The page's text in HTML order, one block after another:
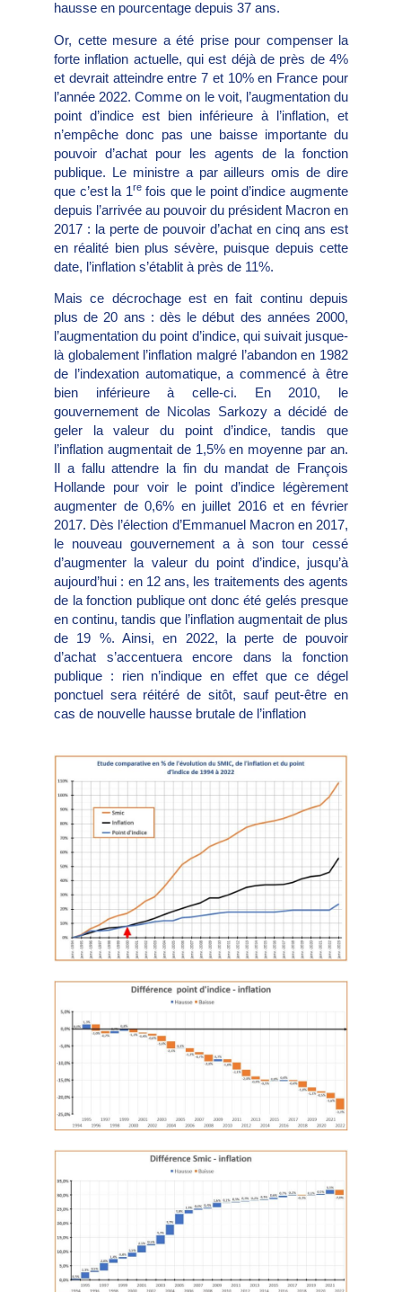
hausse en pourcentage depuis 37 ans.
Or, cette mesure a été prise pour compenser la
forte inflation actuelle, qui est déjà de près de 4%
et devrait atteindre entre 7 et 10% en France pour
l’année 2022. Comme on le voit, l’augmentation du
point d’indice est bien inférieure à l’inflation, et
n’empêche donc pas une baisse importante du
pouvoir d’achat pour les agents de la fonction
publique. Le ministre a par ailleurs omis de dire
que c’est la 1refois que le point d’indice augmente
depuis l’arrivée au pouvoir du président Macron en
2017 : la perte de pouvoir d’achat en cinq ans est
en réalité bien plus sévère, puisque depuis cette
date, l’inflation s’établit à près de 11%.
Mais ce décrochage est en fait continu depuis
plus de 20 ans : dès le début des années 2000,
l’augmentation du point d’indice, qui suivait jusque-
là globalement l’inflation malgré l’abandon en 1982
de l’indexation automatique, a commencé à être
bien inférieure à celle-ci. En 2010, le
gouvernement de Nicolas Sarkozy a décidé de
geler la valeur du point d’indice, tandis que
l’inflation augmentait de 1,5% en moyenne par an.
Il a fallu attendre la fin du mandat de François
Hollande pour voir le point d’indice légèrement
augmenter de 0,6% en juillet 2016 et en février
2017. Dès l’élection d’Emmanuel Macron en 2017,
le nouveau gouvernement a à son tour cessé
d’augmenter la valeur du point d’indice, jusqu’à
aujourd’hui : en 12 ans, les traitements des agents
de la fonction publique ont donc été gelés presque
en continu, tandis que l’inflation augmentait de plus
de 19 %. Ainsi, en 2022, la perte de pouvoir
d’achat s’accentuera encore dans la fonction
publique : rien n’indique en effet que ce dégel
ponctuel sera réitéré de sitôt, sauf peut-être en
cas de nouvelle hausse brutale de l’inflation